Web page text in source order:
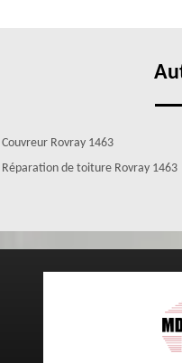
de Rovray 1463, sachez que
nous nous déplacerons
travaux seront aussi à la
Couvreur Rovray 1463
Réparation de toiture Rovray 1463